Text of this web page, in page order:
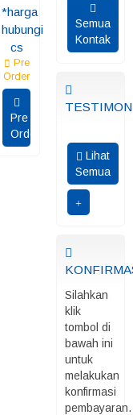
*harga
hubungi
cs
Pre
Order
Pre
Order
Semua
Kontak
Lihat
Semua
Silahkan
klik
tombol di
bawah ini
untuk
melakukan
konfirmasi
pembayaran.